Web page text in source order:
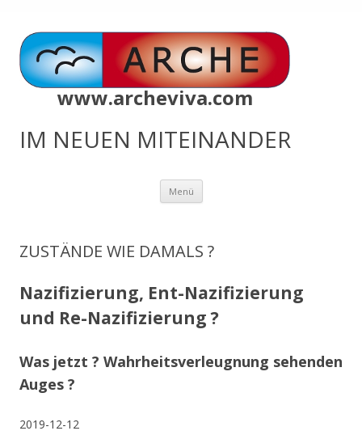
www.archeviva.com
IM NEUEN MITEINANDER
Menü Zum
springen
ZUSTÄNDE WIE DAMALS ?
Nazifizierung, Ent-Nazifizierung
und Re-Nazifizierung ?
Was jetzt ? Wahrheitsverleugnung sehenden
Auges ?
2019-12-12